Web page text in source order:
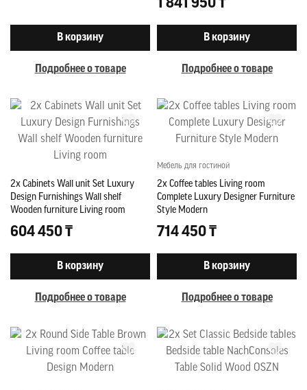
В корзину
Подробнее о товаре
1 841 950 ₸
В корзину
Подробнее о товаре
2x Cabinets Wall unit Set Luxury
Design Furnishings Wall shelf
Wooden furniture Living room
604 450 ₸
В корзину
Подробнее о товаре
Мебель для гостиной
2x Coffee tables Living room
Complete Luxury Designer Furniture
Style Modern
714 450 ₸
В корзину
Подробнее о товаре